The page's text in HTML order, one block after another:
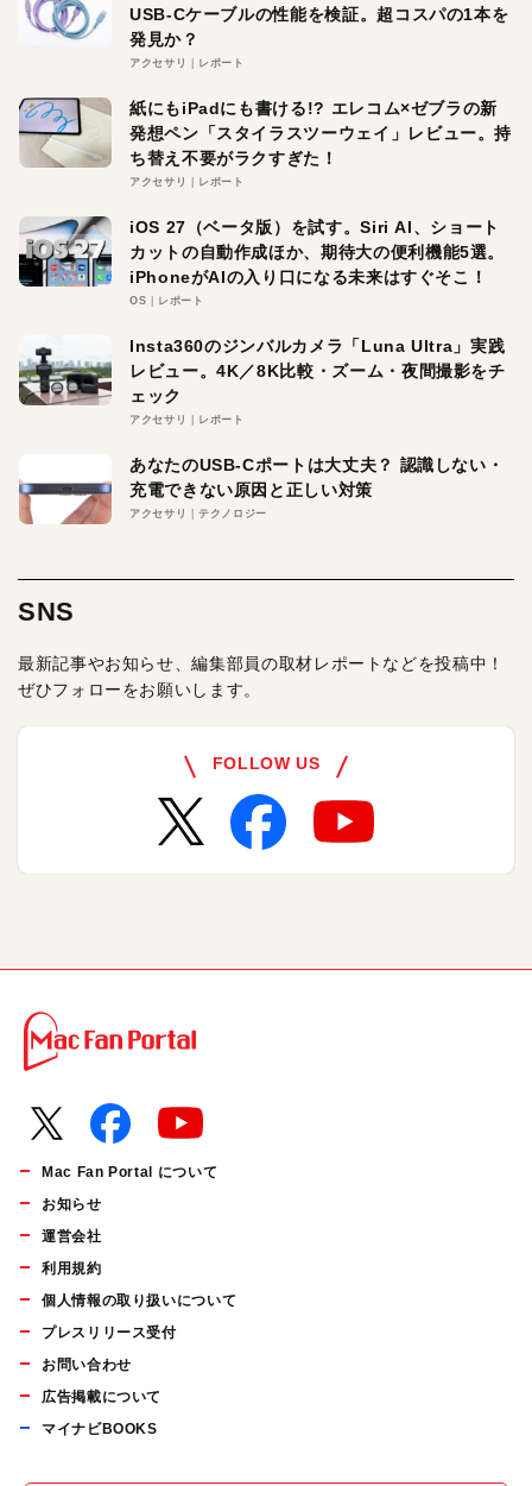
USB-Cケーブルの性能を検証。超コスパの1本を
発見か？
アクセサリ レポート
紙にもiPadにも書ける!? エレコム×ゼブラの新
発想ペン「スタイラスツーウェイ」レビュー。持
ち替え不要がラクすぎた！
アクセサリ レポート
iOS 27（ベータ版）を試す。Siri AI、ショート
カットの自動作成ほか、期待大の便利機能5選。
iPhoneがAIの入り口になる未来はすぐそこ！
OS レポート
Insta360のジンバルカメラ「Luna Ultra」実践
レビュー。4K／8K比較・ズーム・夜間撮影をチ
ェック
アクセサリ レポート
あなたのUSB-Cポートは大丈夫？ 認識しない・
充電できない原因と正しい対策
アクセサリ テクノロジー
SNS
最新記事やお知らせ、編集部員の取材レポートなどを投稿中！
ぜひフォローをお願いします。
FOLLOW US
Mac Fan Portal について
お知らせ
運営会社
利用規約
個人情報の取り扱いについて
プレスリリース受付
お問い合わせ
広告掲載について
マイナビBOOKS